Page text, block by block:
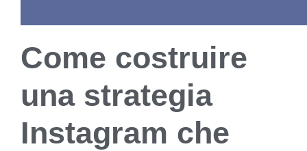
Come costruire
una strategia
Instagram che